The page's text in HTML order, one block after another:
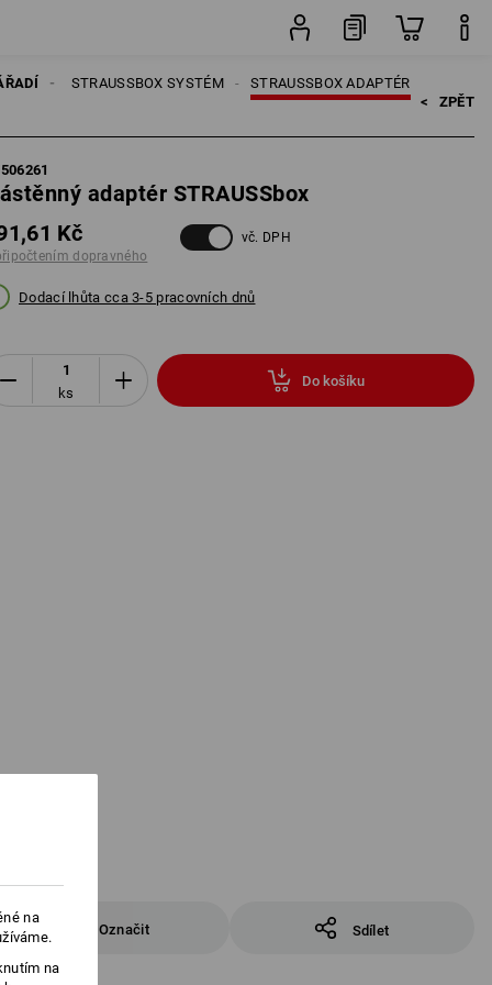
STRAUSSBOX ADAPTÉR
STRAUSSBOX SYSTÉM
< ZPĚT
adaptér STRAUSSbox
Kč
dopravného
vč. DPH
Dodací lhůta cca 3-5 pracovních dnů
ks
Do košíku
Označit Sdílet
na
na